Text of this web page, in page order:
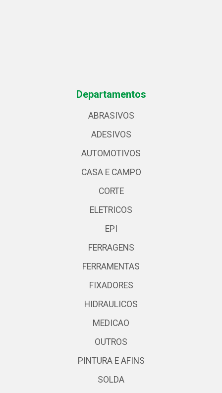
Departamentos
ABRASIVOS
ADESIVOS
AUTOMOTIVOS
CASA E CAMPO
CORTE
ELETRICOS
EPI
FERRAGENS
FERRAMENTAS
FIXADORES
HIDRAULICOS
MEDICAO
OUTROS
PINTURA E AFINS
SOLDA